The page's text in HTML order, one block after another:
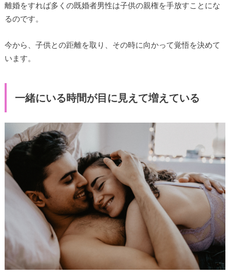
離婚をすれば多くの既婚者男性は子供の親権を手放すことにな
るのです。
今から、子供との距離を取り、その時に向かって覚悟を決めて
います。
一緒にいる時間が目に見えて増えている